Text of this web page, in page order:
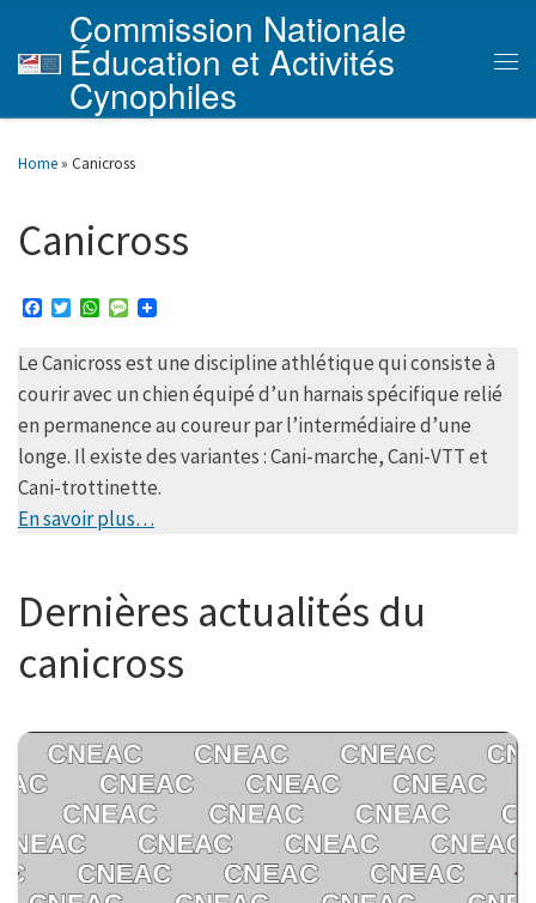
Skip to content
Commission Nationale
Éducation et Activités
Cynophiles
Home » Canicross
Canicross
e
o
o
k
T
t
e
r
W
t
A
p
M
s
g
e
Le Canicross est une discipline athlétique qui consiste à
courir avec un chien équipé d’un harnais spécifique relié
en permanence au coureur par l’intermédiaire d’une
longe. Il existe des variantes : Cani-marche, Cani-VTT et
Cani-trottinette.
En savoir plus…
Dernières actualités du
canicross